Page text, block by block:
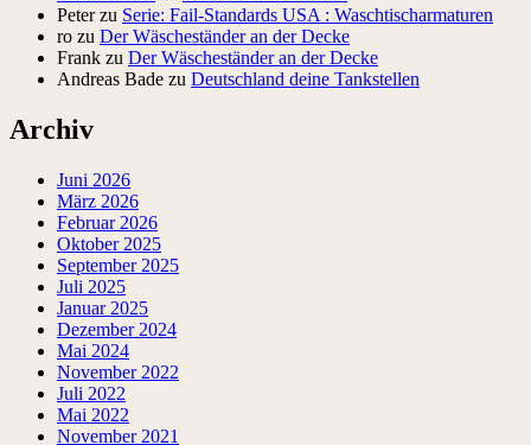
Peterzu Serie: Fail-Standards USA : Waschtischarmaturen
ro zu Der Wäscheständer an der Decke
Frank zu Der Wäscheständer an der Decke
Andreas Bade zu Deutschland deine Tankstellen
Archiv
Juni 2026
März 2026
Februar 2026
Oktober 2025
September 2025
Juli 2025
Januar 2025
Dezember 2024
Mai 2024
November 2022
Juli 2022
Mai 2022
November 2021